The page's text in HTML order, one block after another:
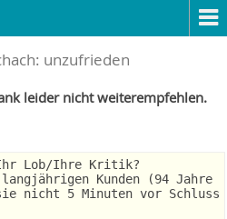
unzufrieden
leider nicht weiterempfehlen.
Lob/Ihre Kritik?
Kunden (94 Jahre
nicht 5 Minuten vor Schluss